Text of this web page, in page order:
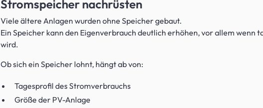
Stromspeicher nachrüsten
Viele ältere Anlagen wurden ohne Speicher gebaut.
Ein Speicher kann den Eigenverbrauch deutlich erhöhen, vor allem wenn
wird.
Ob sich ein Speicher lohnt, hängt ab von:
Tagesprofil des Stromverbrauchs
Größe der PV-Anlage